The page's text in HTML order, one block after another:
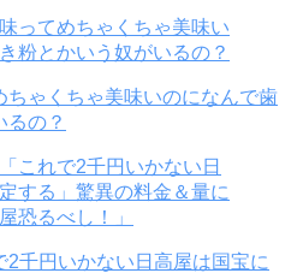
ちゃくちゃ美味いのになんで歯
るの？
2千円いかない日高屋は国宝に